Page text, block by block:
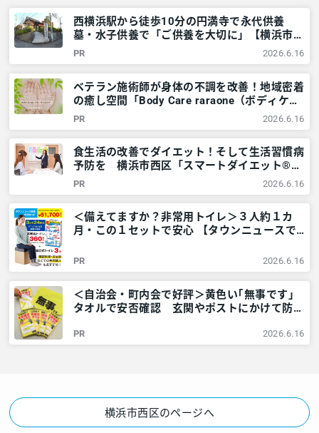
西横浜駅から徒歩10分の円満寺で永代供養
墓・水子供養で「ご供養を大切に」【横浜市西
区】 – 神奈川・東京多摩のご近所情報 – レア
リア
PR 2026.6.16
ベテラン施術師が身体の不調を改善！地域密着
の癒し空間「Body Care raraone（ボディケア
ララワン）」＠横浜市西区 – 神奈川・東京多
摩のご近所情報 – レアリア
PR 2026.6.16
食生活の改善でダイエット！そして生活習慣病
予防を 横浜市西区「スマートダイエット®教
室」をレポート – 神奈川・東京多摩のご近所
情報 – レアリア
PR 2026.6.16
＜備えてますか？非常用トイレ＞３人約１カ
月・この１セットで安心 【タウンニュースで
レアリア
PR 2026.6.16
＜自治会・町内会で好評＞黄色い｢無事です｣
タオルで安否確認 玄関やポストにかけて防災
アリア
PR 2026.6.16
横浜市西区のページへ